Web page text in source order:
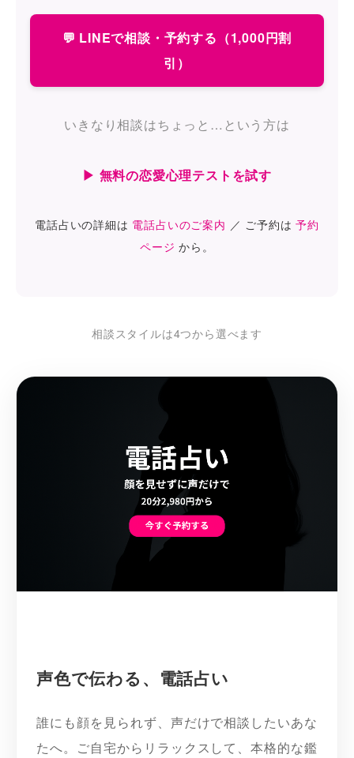
💬 LINEで相談・予約する（1,000円割
引）
いきなり相談はちょっと…という方は
▶ 無料の恋愛心理テストを試す
電話占いの詳細は 電話占いのご案内 ／ ご予約は予約
ページ から。
相談スタイルは4つから選べます
声色で伝わる、電話占い
誰にも顔を見られず、声だけで相談したいあな
たへ。ご自宅からリラックスして、本格的な鑑